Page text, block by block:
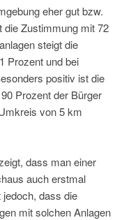
eher gut bzw.
die Zustimmung mit 72
steigt die
Prozent und bei
positiv ist die
Prozent der Bürger
von 5 km
dass man einer
auch erstmal
dass die
mit solchen Anlagen